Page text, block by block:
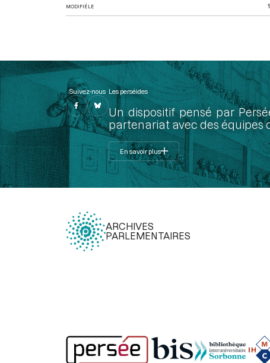
MODIFIÉ LE
Suivez-nous Les perséides
Un dispositif pensé par
partenariat avec des équipes
En savoir plus
ARCHIVES
PARLEMENTAIRES